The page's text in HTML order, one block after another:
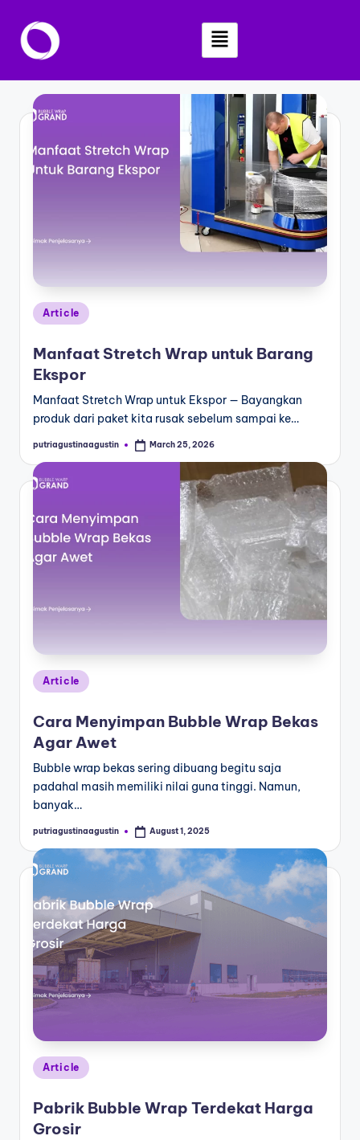
Skip
Article
Manfaat Stretch Wrap untuk Barang
Ekspor
Manfaat Stretch Wrap untuk Ekspor — Bayangkan
produk dari paket kita rusak sebelum sampai ke…
putriagustinaagustin March 25, 2026
Article
Cara Menyimpan Bubble Wrap Bekas
Agar Awet
Bubble wrap bekas sering dibuang begitu saja
padahal masih memiliki nilai guna tinggi. Namun,
banyak…
putriagustinaagustin August 1, 2025
Article
Pabrik Bubble Wrap Terdekat Harga
Grosir